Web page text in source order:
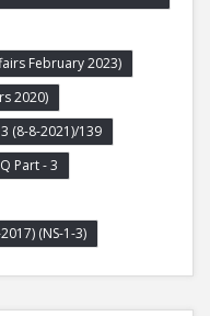
February 2023)
2020)
3 (8-8-2021)/139
Part - 3
(NS-1-3)